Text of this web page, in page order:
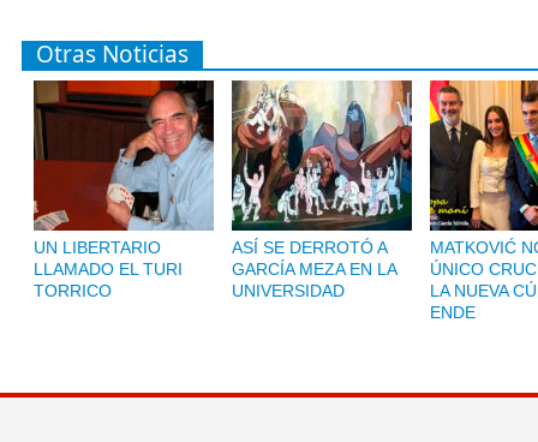
Otras Noticias
UN LIBERTARIO
LLAMADO EL TURI
TORRICO
ASÍ SE DERROTÓ A
GARCÍA MEZA EN LA
UNIVERSIDAD
MATKOVIĆ
ÚNICO
LA NUEVA
ENDE